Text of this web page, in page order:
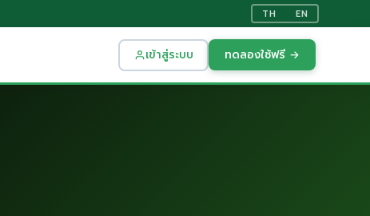
TH EN
เข้าสู่ระบบ ทดลองใช้ฟรี →